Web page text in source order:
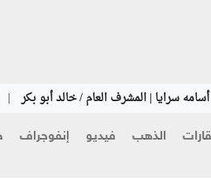
سرايا | المشرف العام / خالد أبو بكر |
إنفوجراف فيديو الذهب